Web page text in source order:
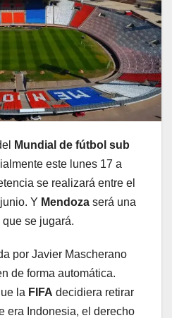
Mundial de fútbol sub
este lunes 17 a
se realizará entre el
Y Mendoza será una
se jugará.
por Javier Mascherano
de forma automática.
la FIFA decidiera retirar
era Indonesia, el derecho